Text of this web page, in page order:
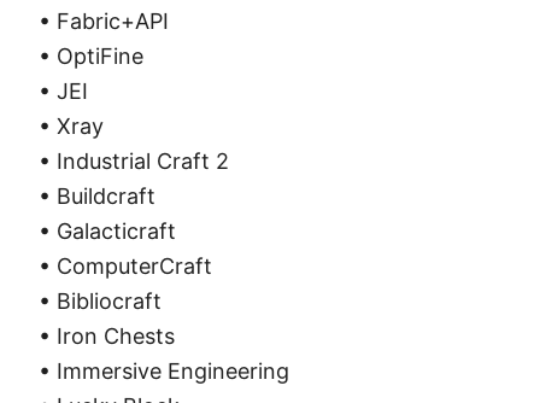
• Fabric+API
• OptiFine
• JEI
• Xray
• Industrial Craft 2
• Buildcraft
• Galacticraft
• ComputerCraft
• Bibliocraft
• Iron Chests
• Immersive Engineering